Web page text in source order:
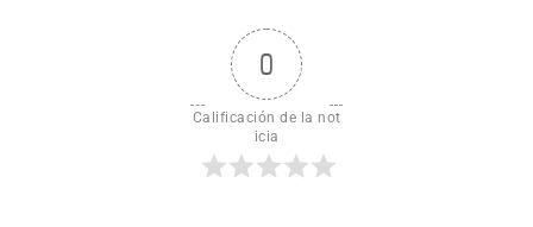
0
Calificación de la not
icia